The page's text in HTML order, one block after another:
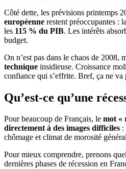
Côté dette, les prévisions printemps
européenne restent préoccupantes :
les 115 % du PIB. Les intérêts
budget.
On n’est pas dans le chaos de 2008,
technique insidieuse. Croissance
confiance qui s’effrite. Bref, ça ne va
Qu’est-ce qu’une
Pour beaucoup de Français, le mot «
directement à des images difficiles :
chômage et climat de morosité
Pour mieux comprendre, prenons
dernières phases de récession en